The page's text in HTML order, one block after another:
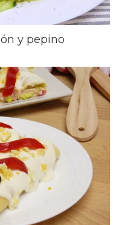
y pepino